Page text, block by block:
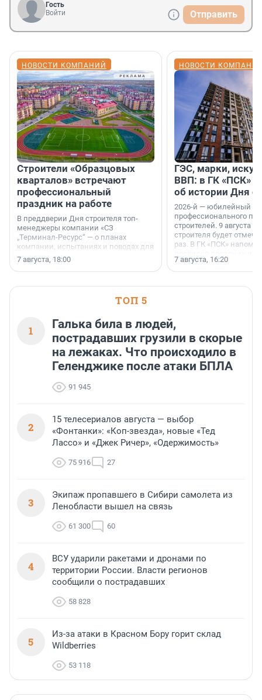
Гость
Войти
Отправить
НОВОСТИ КОМПАНИЙ
Строители «Образцовых
кварталов» встречают
профессиональный
праздник на работе
В преддверии Дня строителя топ-
менеджеры компании «СЗ
„Терминал-Ресурс“ — о планах
компании, испытаниях и поводах для
осторожного оптимизма.
7 августа, 18:00
НОВОСТИ
ГЭС, марки,
ВВП: в ГК «ПСК»
об истории Дня
2026-й — юбилейный
профессионального
строителей. 9 августа
строителя будет
раз. В ГК «ПСК»
поменялась роль
7 августа, 16:20
ТОП 5
1
Галька била в людей,
пострадавших грузили в скорые
на лежаках. Что происходило в
Геленджике после атаки БПЛА
91 945
2
15 телесериалов августа — выбор
«Фонтанки»: «Коп-звезда», новые «Тед
Лассо» и «Джек Ричер», «Одержимость»
75 916 27
3
Экипаж пропавшего в Сибири самолета из
Ленобласти вышел на связь
61 300 60
4
ВСУ ударили ракетами и дронами по
территории России. Власти регионов
сообщили о пострадавших
58 828
5
Из-за атаки в Красном Бору горит склад
Wildberries
53 118